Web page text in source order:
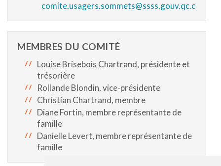
comite.usagers.sommets@ssss.gouv.qc.ca
MEMBRES DU COMITÉ
Louise Brisebois Chartrand, présidente et
trésorière
Rollande Blondin, vice-présidente
Christian Chartrand, membre
Diane Fortin, membre représentante de
famille
Danielle Levert, membre représentante de
famille